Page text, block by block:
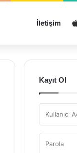
İletişim
Kayıt Ol